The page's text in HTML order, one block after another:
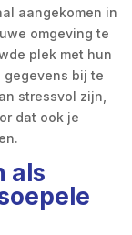
aangekomen in
omgeving te
plek met hun
gegevens bij te
stressvol zijn,
dat ook je
als